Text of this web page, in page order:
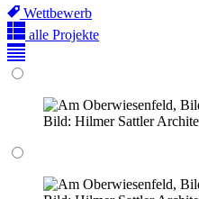
Wettbewerb
alle Projekte
Bild: Hilmer Sattler